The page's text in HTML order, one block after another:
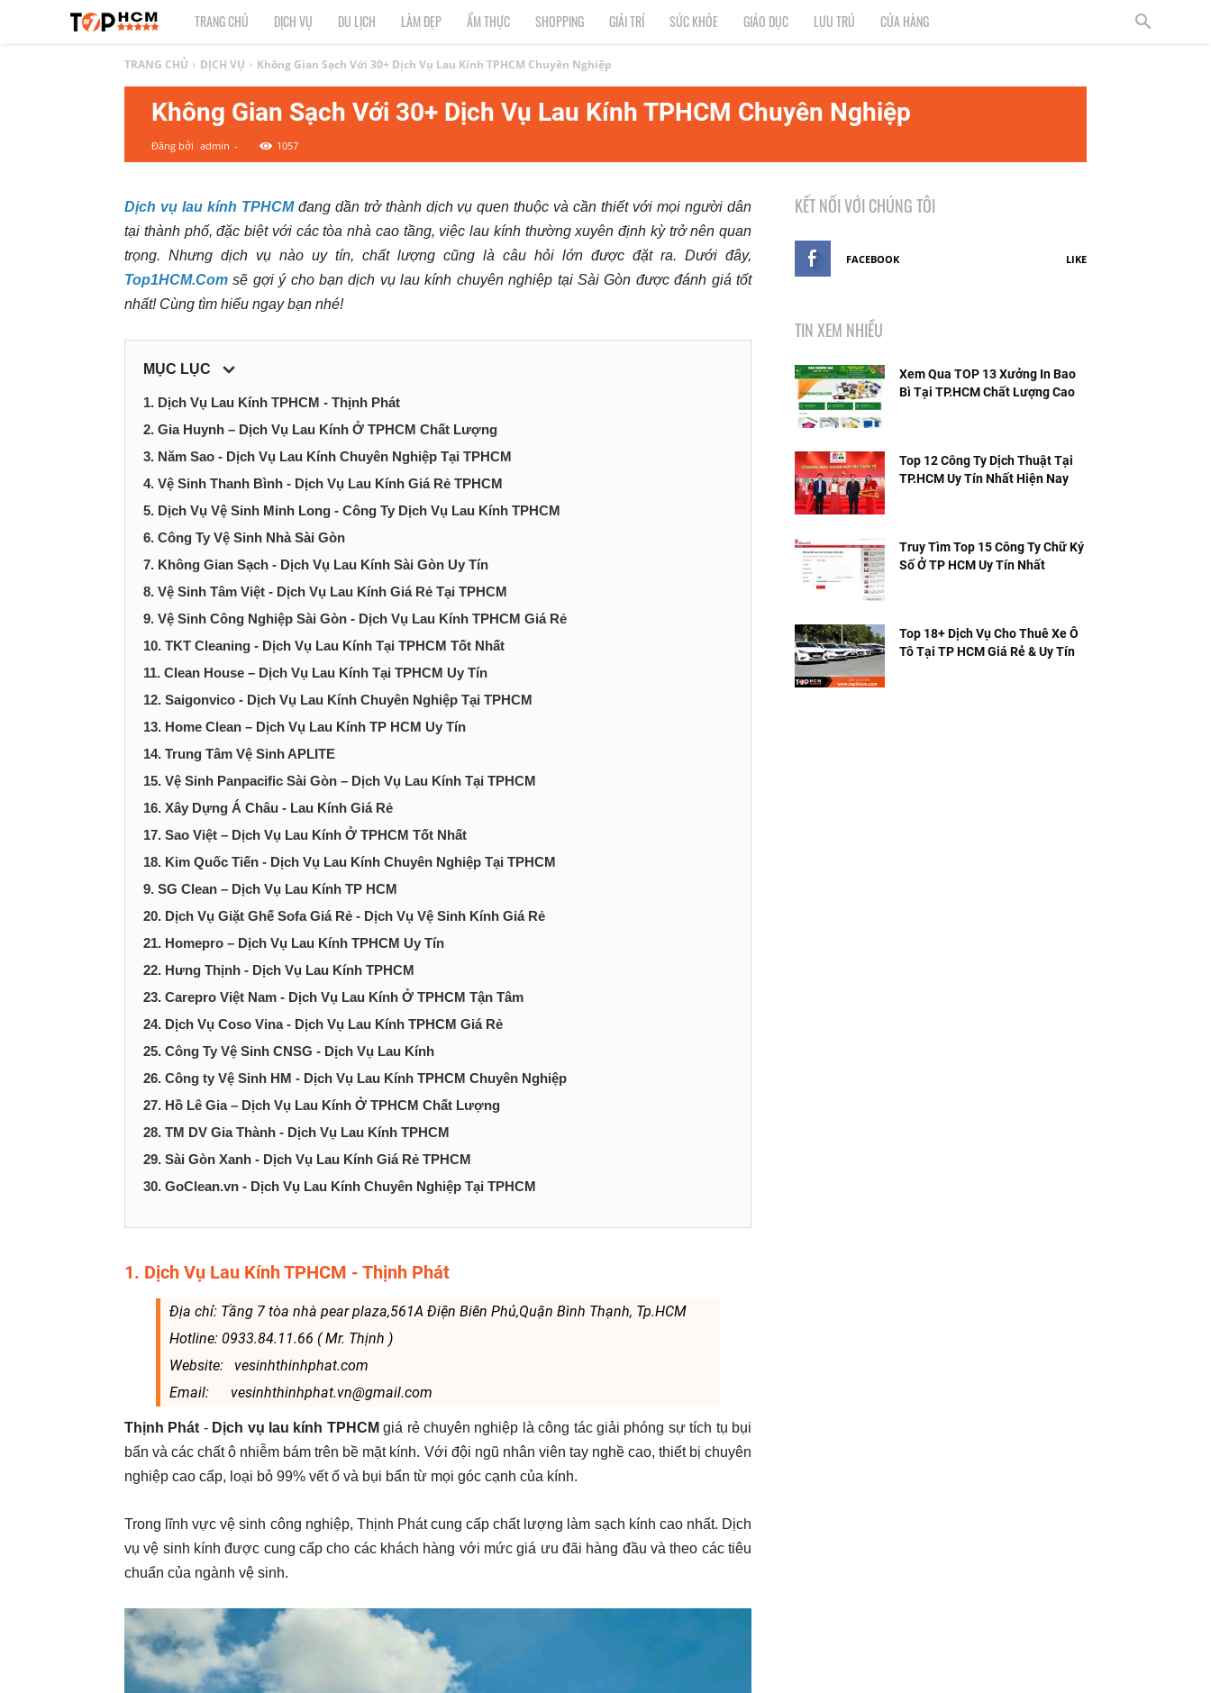
TOP
1
HCM
|
địa
điểm,
vụ
tại
Thành
Hồ
Chí
Minh
TRANG CHỦ DỊCH VỤ DU LỊCH LÀM ĐẸP ẨM THỰC SHOPPING GIẢI TRÍ SỨC KHỎE GIÁO DỤC LƯU TRÚ CỬA HÀNG
TRANG CHỦ DỊCH VỤ Không Gian Sạch Với 30+ Dịch Vụ Lau Kính TPHCM Chuyên Nghiệp
Không Gian Sạch Với 30+ Dịch Vụ Lau Kính TPHCM Chuyên Nghiệp
Đăng bởi admin - 1057
Dịch vụ lau kính TPHCMđang dần trở thành dịch vụ quen thuộc và cần thiết với mọi người dân
tại thành phố, đặc biệt với các tòa nhà cao tầng, việc lau kính thường xuyên định kỳ trở nên quan
trọng. Nhưng dịch vụ nào uy tín, chất lượng cũng là câu hỏi lớn được đặt ra. Dưới đây,
Top1HCM.Com sẽ gợi ý cho bạn dịch vụ lau kính chuyên nghiệp tại Sài Gòn được đánh giá tốt
nhất! Cùng tìm hiểu ngay bạn nhé!
MỤC LỤC
1. Dịch Vụ Lau Kính TPHCM - Thịnh Phát
2. Gia Huynh – Dịch Vụ Lau Kính Ở TPHCM Chất Lượng
3. Năm Sao - Dịch Vụ Lau Kính Chuyên Nghiệp Tại TPHCM
4. Vệ Sinh Thanh Bình - Dịch Vụ Lau Kính Giá Rẻ TPHCM
5. Dịch Vụ Vệ Sinh Minh Long - Công Ty Dịch Vụ Lau Kính TPHCM
6. Công Ty Vệ Sinh Nhà Sài Gòn
7. Không Gian Sạch - Dịch Vụ Lau Kính Sài Gòn Uy Tín
8. Vệ Sinh Tâm Việt - Dịch Vụ Lau Kính Giá Rẻ Tại TPHCM
9. Vệ Sinh Công Nghiệp Sài Gòn - Dịch Vụ Lau Kính TPHCM Giá Rẻ
10. TKT Cleaning - Dịch Vụ Lau Kính Tại TPHCM Tốt Nhất
11. Clean House – Dịch Vụ Lau Kính Tại TPHCM Uy Tín
12. Saigonvico - Dịch Vụ Lau Kính Chuyên Nghiệp Tại TPHCM
13. Home Clean – Dịch Vụ Lau Kính TP HCM Uy Tín
14. Trung Tâm Vệ Sinh APLITE
15. Vệ Sinh Panpacific Sài Gòn – Dịch Vụ Lau Kính Tại TPHCM
16. Xây Dựng Á Châu - Lau Kính Giá Rẻ
17. Sao Việt – Dịch Vụ Lau Kính Ở TPHCM Tốt Nhất
18. Kim Quốc Tiến - Dịch Vụ Lau Kính Chuyên Nghiệp Tại TPHCM
9. SG Clean – Dịch Vụ Lau Kính TP HCM
20. Dịch Vụ Giặt Ghế Sofa Giá Rẻ - Dịch Vụ Vệ Sinh Kính Giá Rẻ
21. Homepro – Dịch Vụ Lau Kính TPHCM Uy Tín
22. Hưng Thịnh - Dịch Vụ Lau Kính TPHCM
23. Carepro Việt Nam - Dịch Vụ Lau Kính Ở TPHCM Tận Tâm
24. Dịch Vụ Coso Vina - Dịch Vụ Lau Kính TPHCM Giá Rẻ
25. Công Ty Vệ Sinh CNSG - Dịch Vụ Lau Kính
26. Công ty Vệ Sinh HM - Dịch Vụ Lau Kính TPHCM Chuyên Nghiệp
27. Hồ Lê Gia – Dịch Vụ Lau Kính Ở TPHCM Chất Lượng
28. TM DV Gia Thành - Dịch Vụ Lau Kính TPHCM
29. Sài Gòn Xanh - Dịch Vụ Lau Kính Giá Rẻ TPHCM
30. GoClean.vn - Dịch Vụ Lau Kính Chuyên Nghiệp Tại TPHCM
1. Dịch Vụ Lau Kính TPHCM - Thịnh Phát
Địa chỉ: Tầng 7 tòa nhà pear plaza,561A Điện Biên Phủ,Quận Bình Thạnh, Tp.HCM
Hotline: 0933.84.11.66 ( Mr. Thịnh )
Website: vesinhthinhphat.com
Email: vesinhthinhphat.vn@gmail.com
Thịnh Phát - Dịch vụ lau kính TPHCM giá rẻ chuyên nghiệp là công tác giải phóng sự tích tụ bụi
bẩn và các chất ô nhiễm bám trên bề mặt kính. Với đội ngũ nhân viên tay nghề cao, thiết bị chuyên
nghiệp cao cấp, loại bỏ 99% vết ố và bụi bẩn từ mọi góc cạnh của kính.
Trong lĩnh vực vệ sinh công nghiệp, Thịnh Phát cung cấp chất lượng làm sạch kính cao nhất. Dịch
vụ vệ sinh kính được cung cấp cho các khách hàng với mức giá ưu đãi hàng đầu và theo các tiêu
chuẩn của ngành vệ sinh.
KẾT NỐI VỚI CHÚNG TÔI
FACEBOOK LIKE
TIN XEM NHIỀU
Xem Qua TOP 13 Xưởng In Bao
Bì Tại TP.HCM Chất Lượng Cao
Top 12 Công Ty Dịch Thuật Tại
TP.HCM Uy Tín Nhất Hiện Nay
Truy Tìm Top 15 Công Ty Chữ Ký
Số Ở TP HCM Uy Tín Nhất
Top 18+ Dịch Vụ Cho Thuê Xe Ô
Tô Tại TP HCM Giá Rẻ & Uy Tín